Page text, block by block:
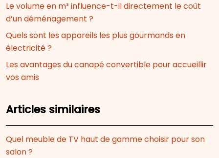
Le volume en m³ influence-t-il directement le coût
d’un déménagement ?
Quels sont les appareils les plus gourmands en
électricité ?
Les avantages du canapé convertible pour accueillir
vos amis
Articles similaires
Quel meuble de TV haut de gamme choisir pour son
salon ?